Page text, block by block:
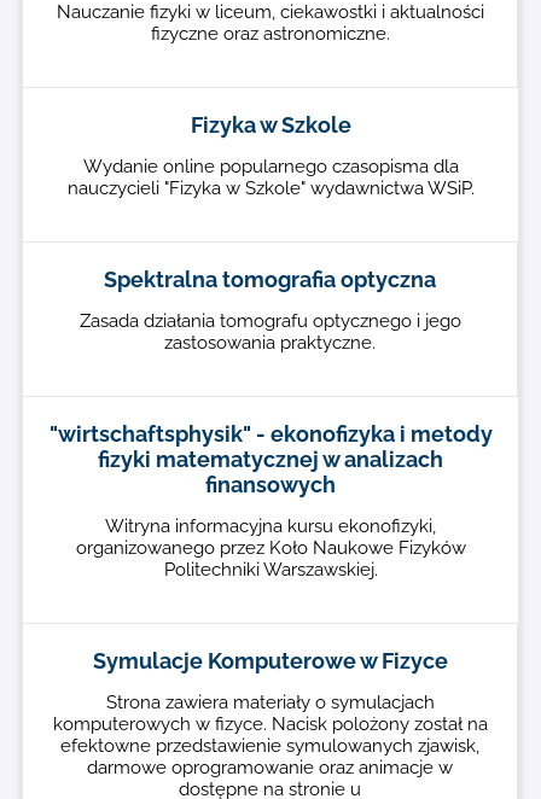
Nauczanie fizyki w liceum, ciekawostki i aktualności
fizyczne oraz astronomiczne.
Fizyka w Szkole
Wydanie online popularnego czasopisma dla
nauczycieli "Fizyka w Szkole" wydawnictwa WSiP.
Spektralna tomografia optyczna
Zasada działania tomografu optycznego i jego
zastosowania praktyczne.
"wirtschaftsphysik" - ekonofizyka i metody
fizyki matematycznej w analizach
finansowych
Witryna informacyjna kursu ekonofizyki,
organizowanego przez Koło Naukowe Fizyków
Politechniki Warszawskiej.
Symulacje Komputerowe w Fizyce
Strona zawiera materiały o symulacjach
komputerowych w fizyce. Nacisk polożony został na
efektowne przedstawienie symulowanych zjawisk,
darmowe oprogramowanie oraz animacje w
dostępne na stronie u